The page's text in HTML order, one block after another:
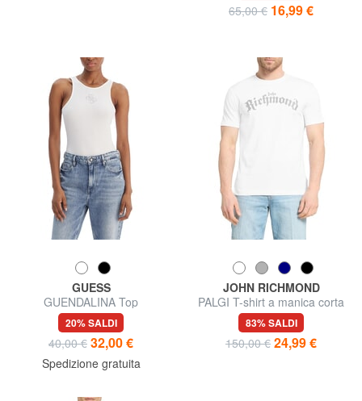
65,00 € 16,99 €
GUESS
GUENDALINA Top
20% SALDI
40,00 € 32,00 €
Spedizione gratuita
JOHN RICHMOND
PALGI T-shirt a manica corta
83% SALDI
150,00 € 24,99 €